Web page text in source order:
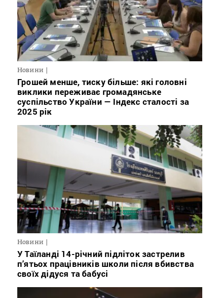
Новини
Грошей менше, тиску більше: які головні
виклики переживає громадянське
суспільство України — Індекс сталості за
2025 рік
Новини
У Таїланді 14-річний підліток застрелив
п’ятьох працівників школи після вбивства
своїх дідуся та бабусі